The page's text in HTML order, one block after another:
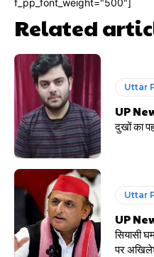
f_pp_font_weight="500"]
Related
Uttar
UP
दुखों का
Uttar
UP
सियासी
पर